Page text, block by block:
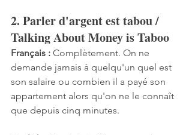
2. Parler d'argent est tabou /
Talking About Money is Taboo
Français : Complètement. On ne
demande jamais à quelqu'un quel est
son salaire ou combien il a payé son
appartement alors qu'on ne le connaît
que depuis cinq minutes.